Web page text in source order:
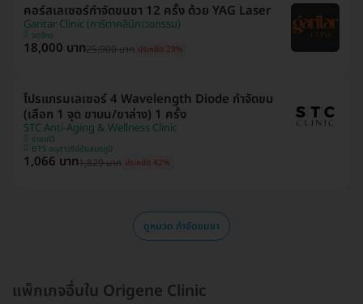
คอร์สเลเซอร์กำจัดขนขา 12 ครั้ง ด้วย YAG Laser
Garitar Clinic (การิตาคลินิกเวชกรรม)
จตุจักร
18,000 บาท25,900 บาท ประหยัด 29%
โปรแกรมเลเซอร์ 4 Wavelength Diode กำจัดขน
(เลือก 1 จุด ขาบน/ขาล่าง) 1 ครั้ง
STC Anti-Aging & Wellness Clinic
ราชเทวี
BTS อนุสาวรีย์ชัยสมรภูมิ
1,066 บาท1,829 บาท ประหยัด 42%
ดูหมวด กำจัดขนขา
แพ็กเกจอื่นใน Origene Clinic